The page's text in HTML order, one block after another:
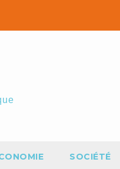
SOCIÉTÉ